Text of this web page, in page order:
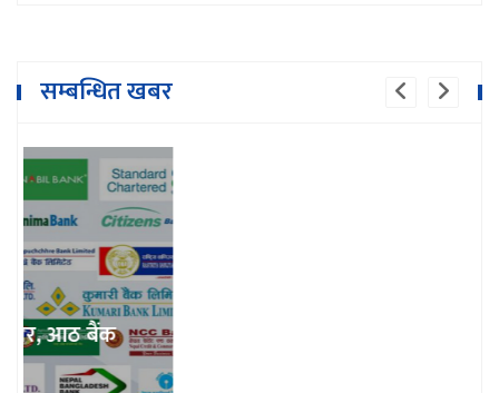
सम्बन्धित खबर
मुटु रोगसम्बन्धी सेवाको विकेन्द्रीकरण गर्न
जरुरी छ : राज्यमन्त्री कार्की